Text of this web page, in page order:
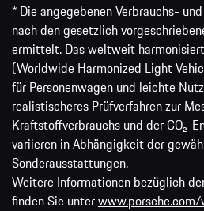
* Die angegebenen Verbrauchs-
nach den gesetzlich
ermittelt. Das weltweit
(Worldwide Harmonized Light
für Personenwagen und leichte
realistischeres Prüfverfahren zur
Kraftstoffverbrauchs und der CO₂-
variieren in Abhängigkeit der
Sonderausstattungen.
Weitere Informationen bezüglich
finden Sie unter